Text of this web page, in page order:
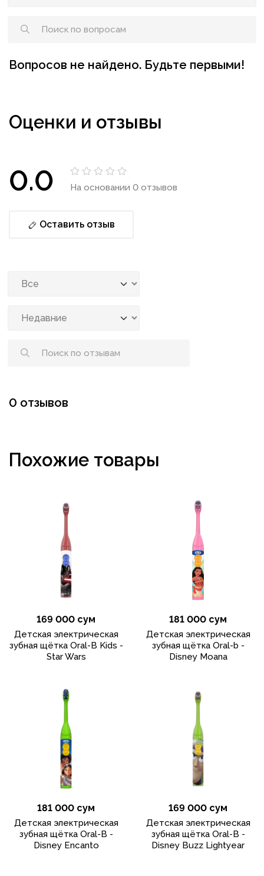
Вопросов не найдено. Будьте первыми!
Оценки и отзывы
0.0 На основании 0 отзывов
Оставить отзыв
0 отзывов
Похожие товары
169 000 сум
Детская электрическая
зубная щётка Oral-B Kids -
Star Wars
181 000 сум
Детская электрическая
зубная щётка Oral-b -
Disney Moana
181 000 сум
Детская электрическая
зубная щётка Oral-B -
Disney Encanto
169 000 сум
Детская электрическая
зубная щётка Oral-B -
Disney Buzz Lightyear